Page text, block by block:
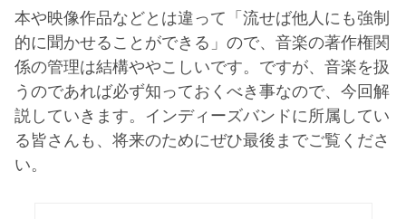
本や映像作品などとは違って「流せば他人にも強制
的に聞かせることができる」ので、音楽の著作権関
係の管理は結構ややこしいです。ですが、音楽を扱
うのであれば必ず知っておくべき事なので、今回解
説していきます。インディーズバンドに所属してい
る皆さんも、将来のためにぜひ最後までご覧くださ
い。